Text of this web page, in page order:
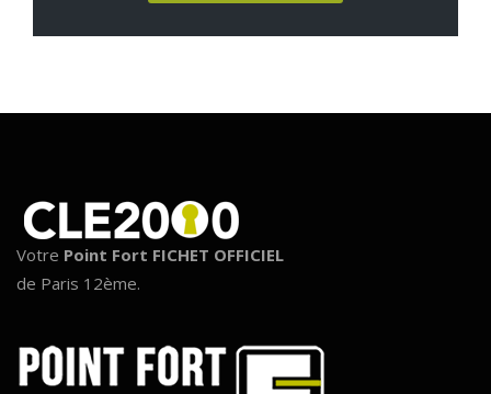
Votre Point Fort FICHET OFFICIEL
de Paris 12ème.